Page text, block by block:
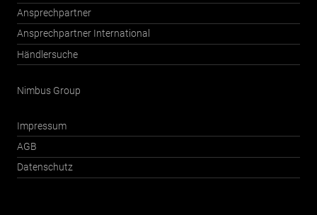
Ansprechpartner
Ansprechpartner International
Händlersuche
Nimbus Group
Impressum
AGB
Datenschutz